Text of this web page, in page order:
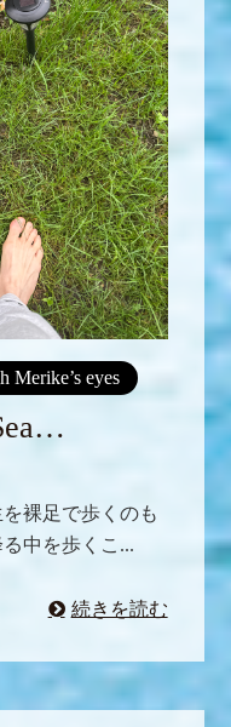
Merike’s eyes
裸足で歩くのも
中を歩くこ...
続きを読む